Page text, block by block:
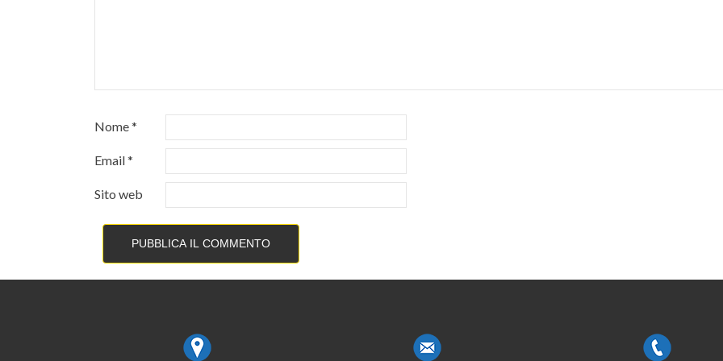
Nome*
Email*
Sito web